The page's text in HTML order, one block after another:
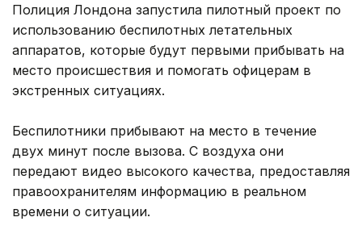
Полиция Лондона запустила пилотный проект по
использованию беспилотных летательных
аппаратов, которые будут первыми прибывать на
место происшествия и помогать офицерам в
экстренных ситуациях.
Беспилотники прибывают на место в течение
двух минут после вызова. С воздуха они
передают видео высокого качества, предоставляя
правоохранителям информацию в реальном
времени о ситуации.